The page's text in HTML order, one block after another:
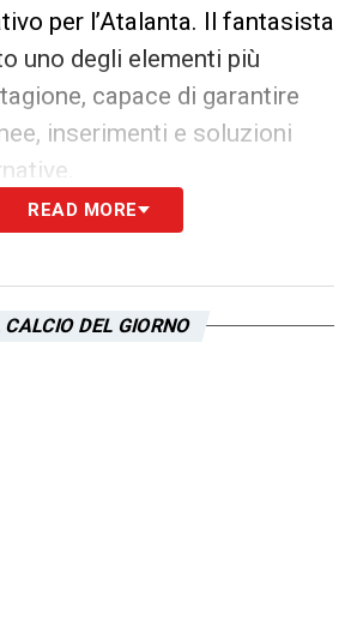
per l’Atalanta. Il fantasista
uno degli elementi più
capace di garantire
inserimenti e soluzioni
dovrà trovare nuove
giorni saranno
READ MORE
CALCIO DEL GIORNO